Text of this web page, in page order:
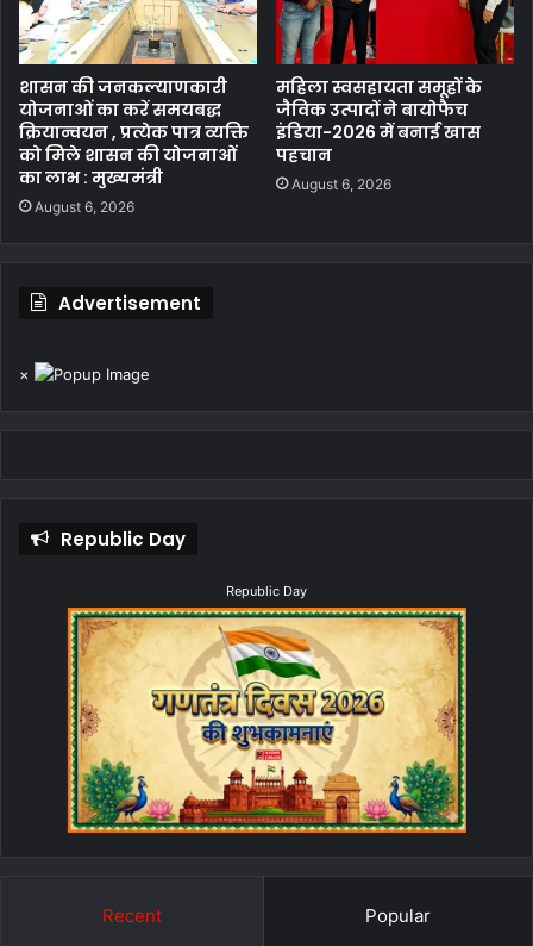
शासन की जनकल्याणकारी
योजनाओं का करें समयबद्ध
क्रियान्वयन , प्रत्येक पात्र व्यक्ति
को मिले शासन की योजनाओं
का लाभ : मुख्यमंत्री
August 6, 2026
महिला स्वसहायता समूहों के
जैविक उत्पादों ने बायोफैच
इंडिया-2026 में बनाई खास
पहचान
August 6, 2026
Advertisement
×
Republic Day
Republic Day
Recent Popular